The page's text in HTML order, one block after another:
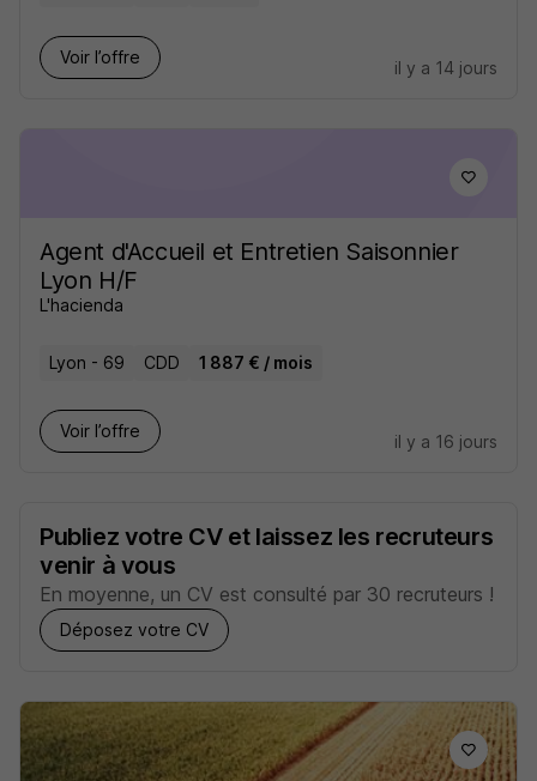
Voir l’offre
il y a 14 jours
Agent d'Accueil et Entretien Saisonnier
Lyon H/F
L'hacienda
Lyon - 69 CDD 1 887 € / mois
Voir l’offre
il y a 16 jours
Publiez votre CV et laissez les recruteurs
venir à vous
En moyenne, un CV est consulté par 30 recruteurs !
Déposez votre CV